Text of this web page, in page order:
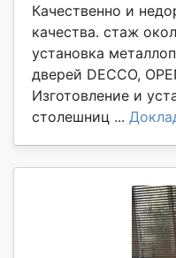
Качественно и
качества. стаж
установка
дверей DECCO,
Изготовление и
столешниц ...